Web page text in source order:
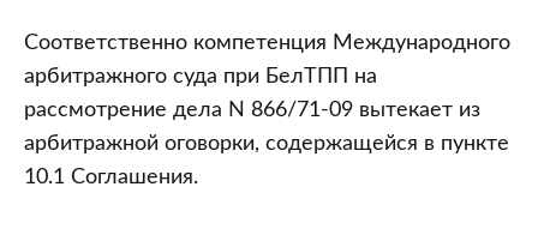
Соответственно компетенция Международного
арбитражного суда при БелТПП на
рассмотрение дела N 866/71-09 вытекает из
арбитражной оговорки, содержащейся в пункте
10.1 Соглашения.